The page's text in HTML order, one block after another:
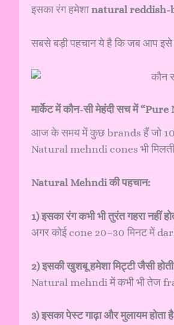
इसका रंग हमेशाnatural reddish-
सबसे बड़ी पहचान ये है कि जब आप इसे
मार्केट में कौन-सी मेहंदी सच में “Pure
आज के समय में कुछ brands हैं जो
Natural mehndi cones भी
Natural Mehndi की पहचान:
1) इसका रंग कभी भी तुरंत गहरा नहीं
अगर कोई cone 20–30 मिनट में
2) इसकी खुशबू हमेशा मिट्टी जैसी
Natural mehndi में कभी भी तेज
3) इसका पेस्ट गाढ़ा और मुलायम होता है